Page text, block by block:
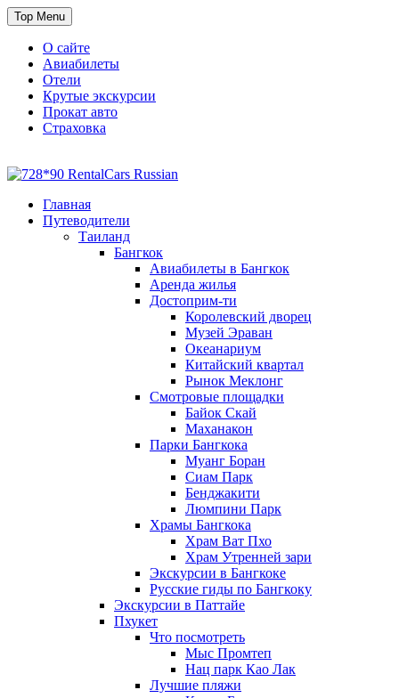
Skip
to
content
Top Menu
О сайте
Авиабилеты
Отели
Крутые экскурсии
Прокат авто
Страховка
Travel or Die
Cайт, который всегда с тобой
Главная
Путеводители
Таиланд
Бангкок
Авиабилеты в Бангкок
Аренда жилья
Достоприм-ти
Королевский дворец
Музей Эраван
Океанариум
Китайский квартал
Рынок Меклонг
Смотровые площадки
Байок Скай
Маханакон
Парки Бангкока
Муанг Боран
Сиам Парк
Бенджакити
Люмпини Парк
Храмы Бангкока
Храм Ват Пхо
Храм Утренней зари
Экскурсии в Бангкоке
Русские гиды по Бангкоку
Экскурсии в Паттайе
Пхукет
Что посмотреть
Мыс Промтеп
Нац парк Као Лак
Лучшие пляжи